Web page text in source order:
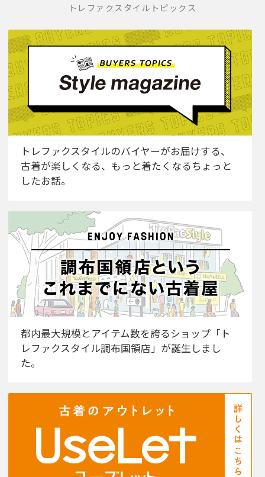
トレファクスタイルトピックス
トレファクスタイルのバイヤーがお届けする、
古着が楽しくなる、もっと着たくなるちょっと
したお話。
都内最大規模とアイテム数を誇るショップ「ト
レファクスタイル調布国領店」が誕生しまし
た。